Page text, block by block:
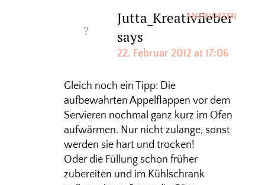
Jutta_Kreativfieber
says
22. Februar 2012 at 17:06
Gleich noch ein Tipp: Die
aufbewahrten Appelflappen vor dem
Servieren nochmal ganz kurz im Ofen
aufwärmen. Nur nicht zulange, sonst
werden sie hart und trocken!
Oder die Füllung schon früher
zubereiten und im Kühlschrank
ANTWORTEN